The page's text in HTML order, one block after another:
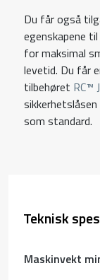
Du får også
egenskapene
for maksimal
levetid. Du får
tilbehøret RC™
sikkerhetslåsen
som standard.
Teknisk
Maskinvekt